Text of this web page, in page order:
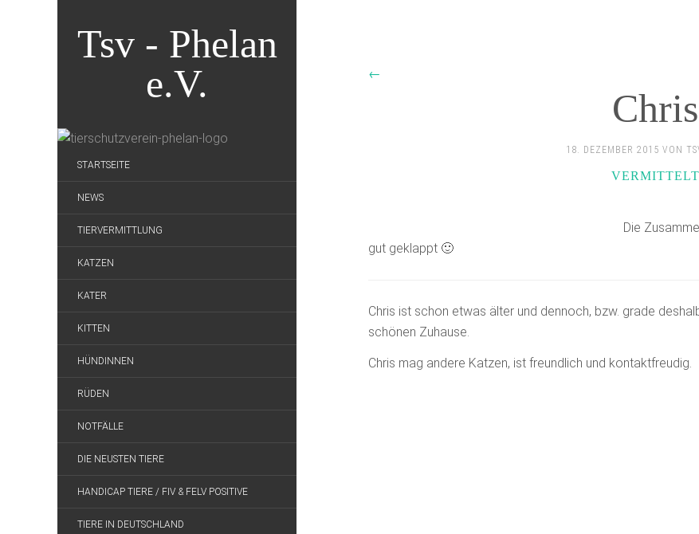
Tsv - Phelan
e.V.
STARTSEITE
NEWS
TIERVERMITTLUNG
KATZEN
KATER
KITTEN
HÜNDINNEN
RÜDEN
NOTFÄLLE
DIE NEUSTEN TIERE
HANDICAP TIERE / FIV & FELV POSITIVE
TIERE IN DEUTSCHLAND
←
Chris
18. DEZEMBER 2015 VON
VERMITTELT
Die
gut geklappt 🙂
Chris ist schon etwas älter und dennoch, bzw. grade
schönen Zuhause.
Chris mag andere Katzen, ist freundlich und kontaktfreudig.